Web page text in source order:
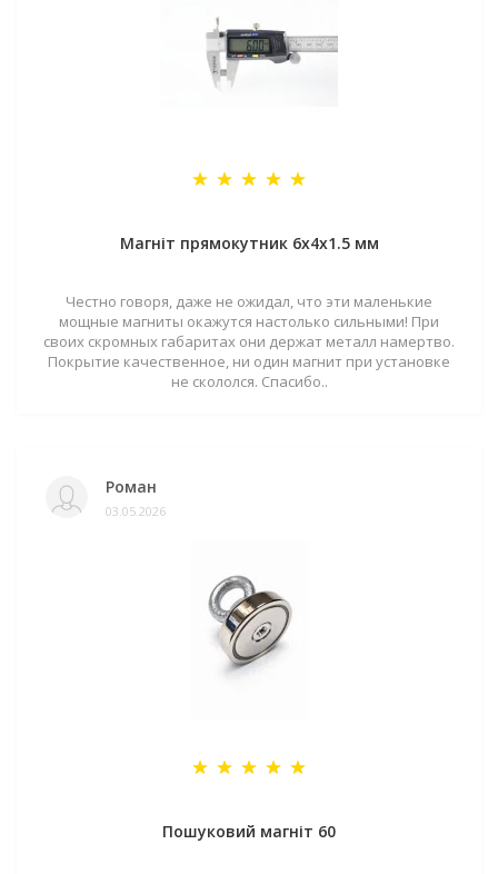
Магніт прямокутник 6х4х1.5 мм
Честно говоря, даже не ожидал, что эти маленькие
мощные магниты окажутся настолько сильными! При
своих скромных габаритах они держат металл намертво.
Покрытие качественное, ни один магнит при установке
не скололся. Спасибо..
Роман
03.05.2026
Пошуковий магніт 60